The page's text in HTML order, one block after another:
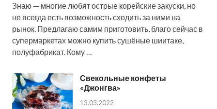
Знаю — многие любят острые корейские закуски, но
не всегда есть возможность сходить за ними на
рынок. Предлагаю самим приготовить, благо сейчас в
супермаркетах можно купить сушёные шиитаке,
полуфабрикат. Кому …
Свекольные конфеты
«Джонгва»
13.03.2022